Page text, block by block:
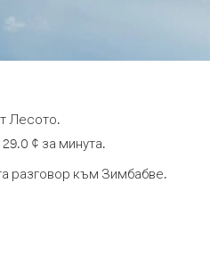
Лесото.
¢ за минута.
разговор към Зимбабве.